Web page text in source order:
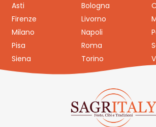
Asti Bologna
Firenze
Livorno
Milano
Napoli
Pisa
Roma
Siena
Torino